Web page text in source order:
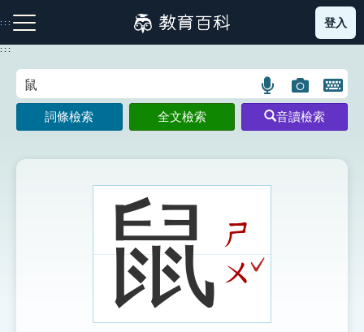
到
主
:::
注音索引圖示 筆畫索引圖示 部首索引表圖示
登入
:::
語
言
搜
示
圖
片
搜
開
鍵
圖
詞條檢索 全文檢索 音讀檢索
鼠ㄕ
ㄨ ˇ